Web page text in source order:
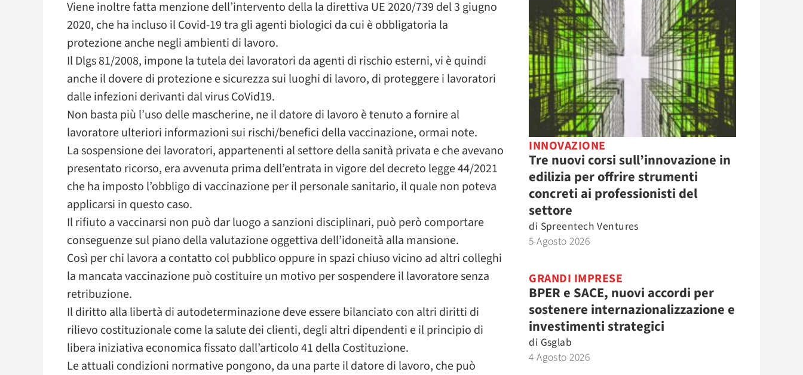
Viene inoltre fatta menzione dell’intervento della la direttiva UE 2020/739 del 3 giugno
2020, che ha incluso il Covid-19 tra gli agenti biologici da cui è obbligatoria la
protezione anche negli ambienti di lavoro.
Il Dlgs 81/2008, impone la tutela dei lavoratori da agenti di rischio esterni, vi è quindi
anche il dovere di protezione e sicurezza sui luoghi di lavoro, di proteggere i lavoratori
dalle infezioni derivanti dal virus CoVid19.
Non basta più l’uso delle mascherine, ne il datore di lavoro è tenuto a fornire al
lavoratore ulteriori informazioni sui rischi/benefici della vaccinazione, ormai note.
La sospensione dei lavoratori, appartenenti al settore della sanità privata e che avevano
presentato ricorso, era avvenuta prima dell’entrata in vigore del decreto legge 44/2021
che ha imposto l’obbligo di vaccinazione per il personale sanitario, il quale non poteva
applicarsi in questo caso.
Il rifiuto a vaccinarsi non può dar luogo a sanzioni disciplinari, può però comportare
conseguenze sul piano della valutazione oggettiva dell’idoneità alla mansione.
Così per chi lavora a contatto col pubblico oppure in spazi chiuso vicino ad altri colleghi
la mancata vaccinazione può costituire un motivo per sospendere il lavoratore senza
retribuzione.
Il diritto alla libertà di autodeterminazione deve essere bilanciato con altri diritti di
rilievo costituzionale come la salute dei clienti, degli altri dipendenti e il principio di
libera iniziativa economica fissato dall’articolo 41 della Costituzione.
Le attuali condizioni normative pongono, da una parte il datore di lavoro, che può
INNOVAZIONE
Tre nuovi corsi sull’innovazione in
edilizia per offrire strumenti
concreti ai professionisti del
settore
di Spreentech Ventures
5 Agosto 2026
GRANDI IMPRESE
BPER e SACE, nuovi accordi per
sostenere internazionalizzazione e
investimenti strategici
di Gsglab
4 Agosto 2026